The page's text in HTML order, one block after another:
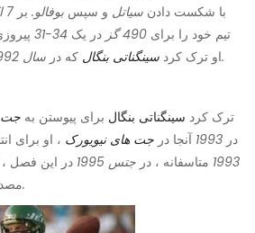
با شکست دادن سیاتل و سپس بوفالو. بر 7 اکتبر 1990
تیم خود را برای 490 گز در یک 34-31
او ترک کرد سینگناتی بنگال که در سال 1992 8 سال.
Esiason ترک کرد سینگناتی بنگال برای پیوستن به جت
در 1993 آنجا در جت های نیویورک ، او برای
1993 متاسفانه ، در جتس 1995
در این فصل
صورتحساب بوفالو.